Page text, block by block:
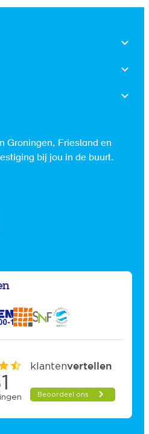
Groningen, Friesland en
bij jou in de buurt.